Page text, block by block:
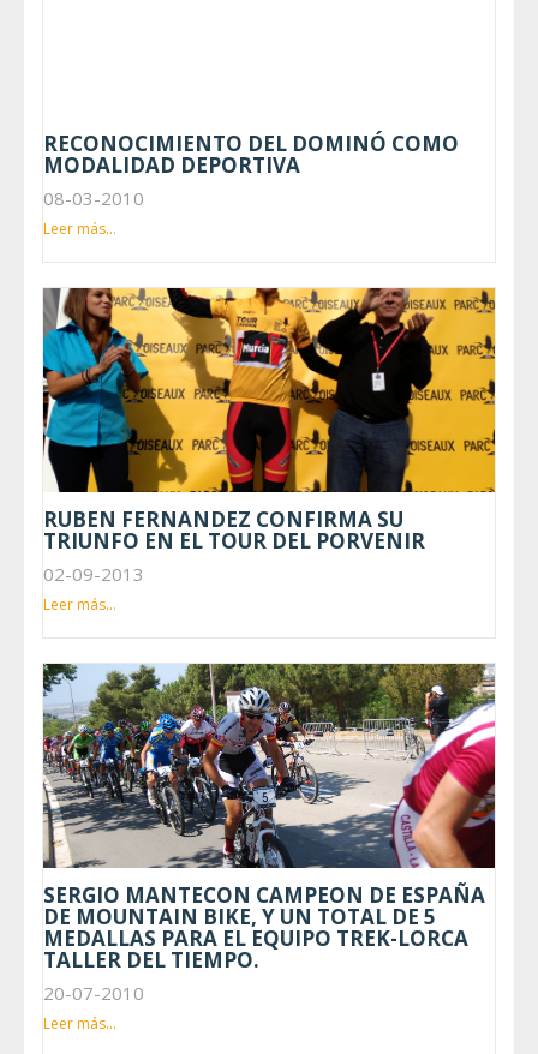
RECONOCIMIENTO DEL DOMINÓ COMO
MODALIDAD DEPORTIVA
08-03-2010
Leer más...
RUBEN FERNANDEZ CONFIRMA SU
TRIUNFO EN EL TOUR DEL PORVENIR
02-09-2013
Leer más...
SERGIO MANTECON CAMPEON DE ESPAÑA
DE MOUNTAIN BIKE, Y UN TOTAL DE 5
MEDALLAS PARA EL EQUIPO TREK-LORCA
TALLER DEL TIEMPO.
20-07-2010
Leer más...